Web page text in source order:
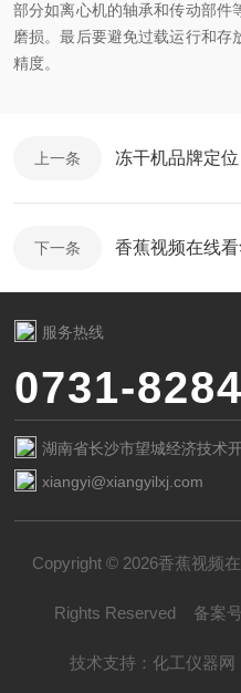
部分如离心机的轴承和传动部件
磨损。最后要避免过载运行和存
精度。
上一条 冻干机品牌定
下一条 香蕉视频在线
服务热线
0731-
湖南省长沙市望城经济技术
xiangyi@xiangyilxj.com
Copyright © 2026香蕉视频
Rights Reserved 备案号
技术支持： 化工仪器网